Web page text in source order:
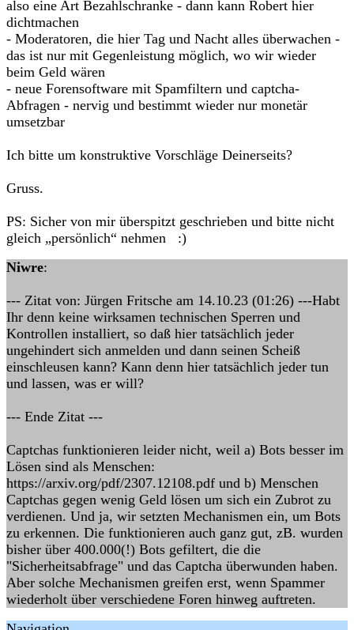
also eine Art Bezahlschranke - dann kann Robert hier
dichtmachen
- Moderatoren, die hier Tag und Nacht alles überwachen -
das ist nur mit Gegenleistung möglich, wo wir wieder
beim Geld wären
- neue Forensoftware mit Spamfiltern und captcha-
Abfragen - nervig und bestimmt wieder nur monetär
umsetzbar
Ich bitte um konstruktive Vorschläge Deinerseits?
Gruss.
PS: Sicher von mir überspitzt geschrieben und bitte nicht
gleich „persönlich“ nehmen :)
Niwre:
--- Zitat von: Jürgen Fritsche am 14.10.23 (01:26) ---Habt
Ihr denn keine wirksamen technischen Sperren und
Kontrollen installiert, so daß hier tatsächlich jeder
ungehindert sich anmelden und dann seinen Scheiß
einschleusen kann? Kann denn hier tatsächlich jeder tun
und lassen, was er will?
--- Ende Zitat ---
Captchas funktionieren leider nicht, weil a) Bots besser im
Lösen sind als Menschen:
https://arxiv.org/pdf/2307.12108.pdf und b) Menschen
Captchas gegen wenig Geld lösen um sich ein Zubrot zu
verdienen. Und ja, wir setzten Mechanismen ein, um Bots
zu erkennen. Die funktionieren auch ganz gut, zB. wurden
bisher über 400.000(!) Bots gefiltert, die die
"Sicherheitsabfrage" und das Captcha überwunden haben.
Aber solche Mechanismen greifen erst, wenn Spammer
wiederholt über verschiedene Foren hinweg auftreten.